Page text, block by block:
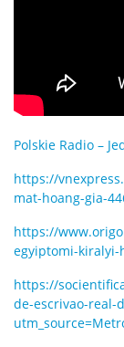
Polskie Radio –
https://
mat-hoang-gia-
https://
egyiptomi-kiralyi-
https://
de-escrivao-real-